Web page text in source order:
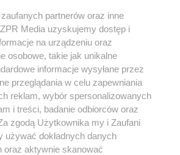
w serwisie nie może być powielany i
rozpowszechniany w jakikolwiek sposób (w
lub mechaniczny) na jakimkolwiek polu
formie, włącznie z umieszczaniem w
zgody właściciela praw. Jakiekolwiek użycie lub
całości lub w części z naruszeniem prawa,
jest zabronione pod groźbą kary i może być
partnerów oraz inne
Media uzyskujemy dostęp i
na urządzeniu oraz
osobowe, takie jak unikalne
informacje wysyłane przez
przeglądania w celu zapewniania
reklam, wybór spersonalizowanych
i treści, badanie odbiorców oraz
zgodą Użytkownika my i Zaufani
używać dokładnych danych
oraz aktywnie skanować